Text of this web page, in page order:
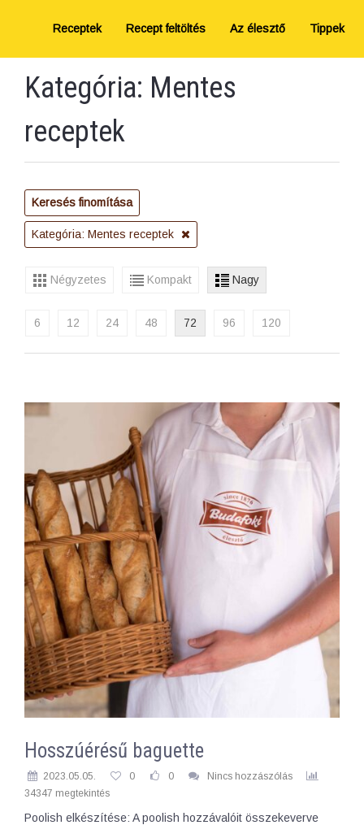
Receptek Recept feltöltés Az élesztő Tippek
Kategória: Mentes
receptek
Keresés finomítása
Kategória: Mentes receptek
Négyzetes Kompakt Nagy
6 12 24 48 72 96 120
Hosszúérésű baguette
2023.05.05. 0 0
Nincs hozzászólás
34347 megtekintés
Poolish elkészítése: A poolish hozzávalóit összekeverve